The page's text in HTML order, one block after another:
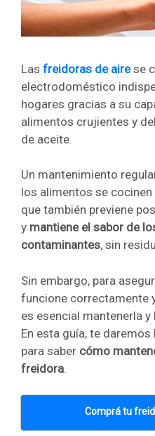
Las freidoras de airese
electrodoméstico
hogares gracias a su
alimentos crujientes y
de aceite.
Un mantenimiento
los alimentos se
que también previene
y mantiene el sabor de
contaminantes, sin
Sin embargo, para
funcione correctamente
es esencial mantenerla
En esta guía, te
para saber cómo
freidora.
Comprá tu